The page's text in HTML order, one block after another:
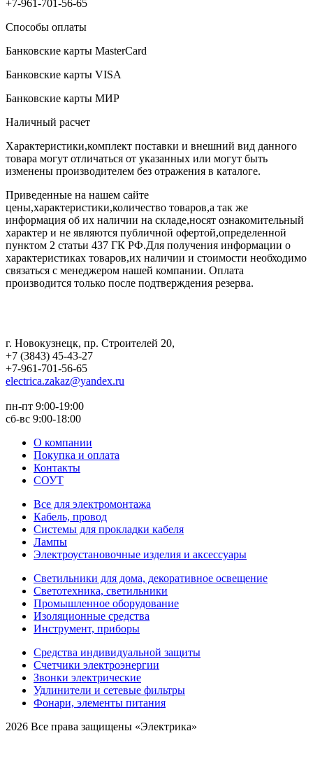
+7-961-701-56-65
Способы оплаты
Банковские карты MasterCard
Банковские карты VISA
Банковские карты МИР
Наличный расчет
Характеристики,комплект поставки и внешний вид данного
товара могут отличаться от указанных или могут быть
изменены производителем без отражения в каталоге.
Приведенные на нашем сайте
цены,характеристики,количество товаров,а так же
информация об их наличии на складе,носят ознакомительный
характер и не являются публичной офертой,определенной
пунктом 2 статьи 437 ГК РФ.Для получения информации о
характеристиках товаров,их наличии и стоимости необходимо
связаться с менеджером нашей компании. Оплата
производится только после подтверждения резерва.
г. Новокузнецк, пр. Строителей 20,
+7 (3843) 45-43-27
+7-961-701-56-65
electrica.zakaz@yandex.ru
пн-пт 9:00-19:00
сб-вс 9:00-18:00
О компании
Покупка и оплата
Контакты
СОУТ
Все для электромонтажа
Кабель, провод
Системы для прокладки кабеля
Лампы
Электроустановочные изделия и аксессуары
Светильники для дома, декоративное освещение
Светотехника, светильники
Промышленное оборудование
Изоляционные средства
Инструмент, приборы
Средства индивидуальной защиты
Счетчики электроэнергии
Звонки электрические
Удлинители и сетевые фильтры
Фонари, элементы питания
2026 Все права защищены «Электрика»